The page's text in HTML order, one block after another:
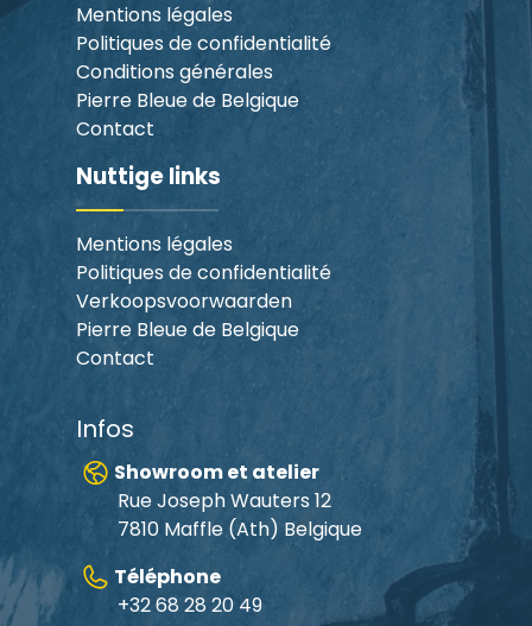
Mentions légales
Politiques de confidentialité
Conditions générales
Pierre Bleue de Belgique
Contact
Nuttige links
Mentions légales
Politiques de confidentialité
Verkoopsvoorwaarden
Pierre Bleue de Belgique
Contact
Infos
Showroom et atelier
Rue Joseph Wauters 12
7810 Maffle (Ath) Belgique
Téléphone
+32 68 28 20 49